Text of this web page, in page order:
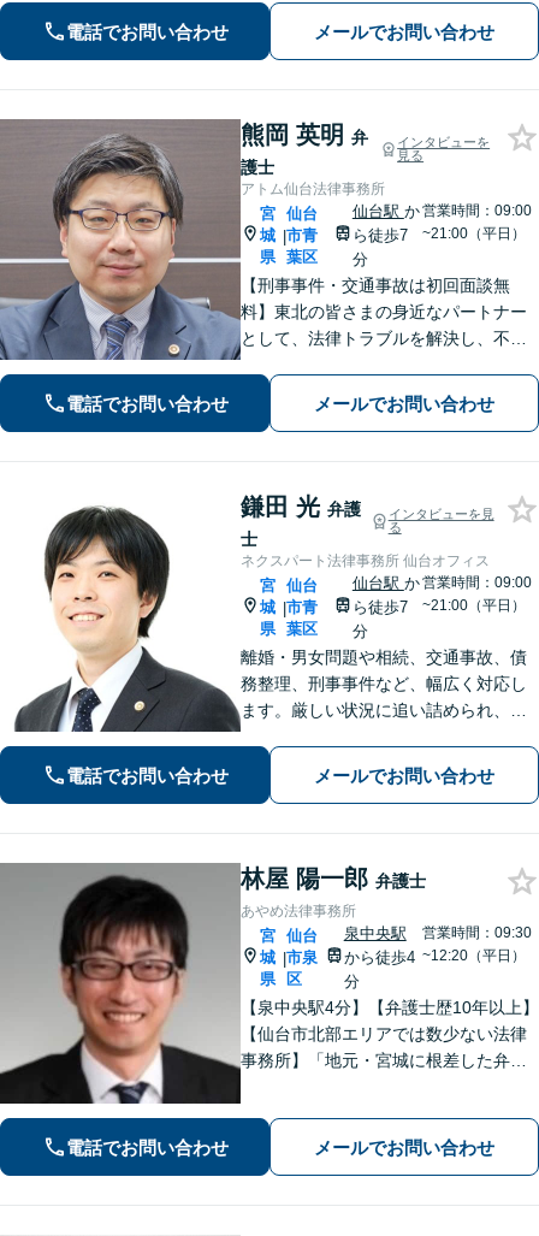
談料30分1,100円】【大町西公園駅1
分】【夜間・休日対応可能】
電話でお問い合わせ メールでお問い合わせ
熊岡 英明 弁
護士
インタビューを
見る
アトム仙台法律事務所
宮
城
県
|
仙台
市青
葉区
仙台駅 か
ら徒歩7
分
営業時間：09:00
~21:00（平日）
【刑事事件・交通事故は初回面談無
料】東北の皆さまの身近なパートナー
として、法律トラブルを解決し、不安
す。どんな些細なお悩みでも大丈夫で
すので、まずはお気軽にご相談くださ
電話でお問い合わせ メールでお問い合わせ
鎌田 光 弁護
士
インタビューを見
る
ネクスパート法律事務所 仙台オフィス
宮
城
県
|
仙台
市青
葉区
仙台駅 か
ら徒歩7
分
営業時間：09:00
~21:00（平日）
離婚・男女問題や相続、交通事故、債
務整理、刑事事件など、幅広く対応し
ます。厳しい状況に追い詰められ、ご
し、笑顔で再出発できるよう、お気持
ちに寄り添いながら、解決まで全力で
電話でお問い合わせ メールでお問い合わせ
林屋 陽一郎 弁護士
あやめ法律事務所
宮
城
県
|
仙台
市泉
区
泉中央駅
から徒歩4
分
営業時間：09:30
~12:20（平日）
【泉中央駅4分】【弁護士歴10年以上】
【仙台市北部エリアでは数少ない法律
事務所】「地元・宮城に根差した弁護
電話でお問い合わせ メールでお問い合わせ